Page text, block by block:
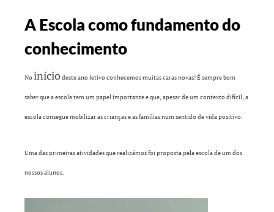
A Escola como fundamento do
conhecimento
No iníciodeste ano letivo conhecemos muitas caras novas! É sempre bom
saber que a escola tem um papel importante e que, apesar de um contexto difícil, a
escola consegue mobilizar as crianças e as famílias num sentido de vida positivo.
Uma das primeiras atividades que realizámos foi proposta pela escola de um dos
nossos alunos.